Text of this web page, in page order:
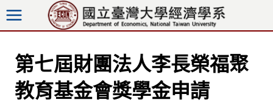
跳
至
第七屆財團法人李長榮福聚
教育基金會獎學金申請